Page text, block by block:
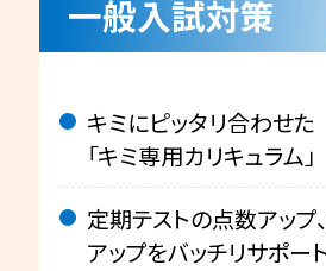
一般入試対策
キミにピッタリ合わせた
「キミ専用カリキュラム」
定期テストの点数アップ
アップをバッチリサポート